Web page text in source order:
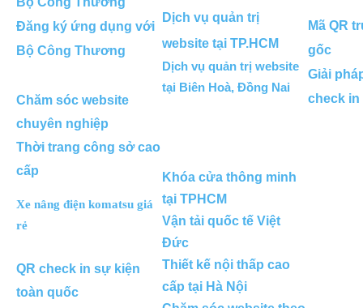
Đăng ký ứng dụng với
Bộ Công Thương
Chăm sóc website
chuyên nghiệp
Thời trang công sở cao
cấp
Xe nâng điện komatsu giá
rẻ
QR check in sự kiện
toàn quốc
Dịch vụ quản trị
website tại TP.HCM
Dịch vụ quản trị website
tại Biên Hoà, Đồng Nai
Khóa cửa thông minh
tại TPHCM
Vận tải quốc tế Việt
Đức
Thiết kế nội thấp cao
cấp tại Hà Nội
Mã QR
gốc
Giải
check